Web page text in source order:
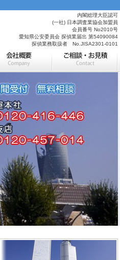
内閣総理大臣認可
(一社) 日本調査業協会加盟員
会員番号 No2010号
愛知県公安委員会 探偵業届出 第54090084
探偵業務取扱者 No.JISA2301-0101